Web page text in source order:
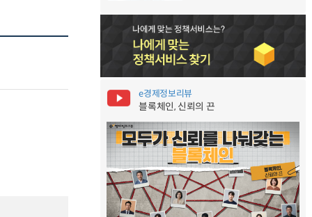
e경제정보리뷰
블록체인, 신뢰의 끈